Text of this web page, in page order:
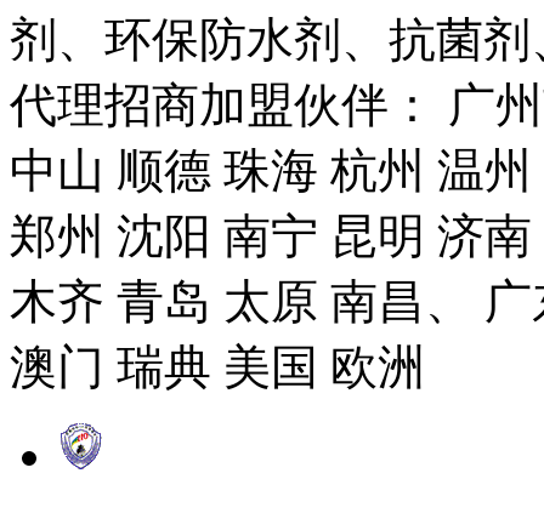
剂、环保防水剂、抗菌
代理招商加盟伙伴： 广
中山 顺德 珠海 杭州 温
郑州 沈阳 南宁 昆明 济
木齐 青岛 太原 南昌、
澳门 瑞典 美国 欧洲